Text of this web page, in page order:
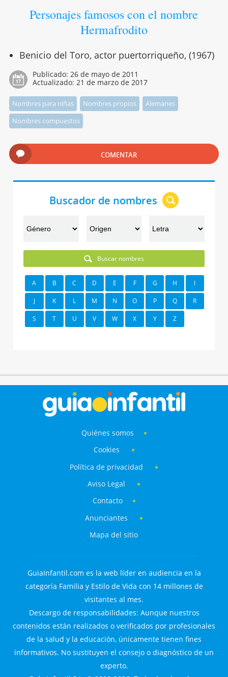
Personajes famosos con el nombre
Hermafrodito
Benicio del Toro, actor puertorriqueño, (1967)
Publicado: 26 de mayo de 2011
Actualizado: 21 de marzo de 2017
Nombres para niñas Nombres propios
Alemanes
Nombres compuestos
COMENTAR
Buscador de nombres
Buscar nombres
A B C D E F G H I
J K L M N O P Q R
S T U V W X Y Z
Quiénes somos
Cookies
Política de privacidad
Aviso Legal
Contacto
Anunciantes
Mapa del sitio
GuiaInfantil.com es la web líder en audiencia en la
categoría Familia y Estilo de Vida con 14 millones de
visitantes al mes.
Descargo de responsabilidades: Aunque nuestros
contenidos están realizados o verificados por profesionales
de la salud y la educación, únicamente tienen fines
informativos. No sustituyen el consejo o diagnóstico de un
experto.